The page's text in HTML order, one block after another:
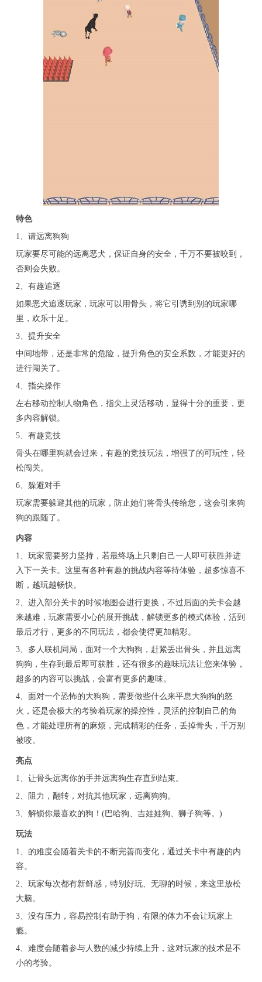
特色
1、请远离狗狗
玩家要尽可能的远离恶犬，保证自身的安全，千万不要被咬到，
否则会失败。
2、有趣追逐
如果恶犬追逐玩家，玩家可以用骨头，将它引诱到别的玩家哪
里，欢乐十足。
3、提升安全
中间地带，还是非常的危险，提升角色的安全系数，才能更好的
进行闯关了。
4、指尖操作
左右移动控制人物角色，指尖上灵活移动，显得十分的重要，更
多内容解锁。
5、有趣竞技
骨头在哪里狗就会过来，有趣的竞技玩法，增强了的可玩性，轻
松闯关。
6、躲避对手
玩家需要躲避其他的玩家，防止她们将骨头传给您，这会引来狗
狗的跟随了。
内容
1、玩家需要努力坚持，若最终场上只剩自己一人即可获胜并进
入下一关卡。这里有各种有趣的挑战内容等待体验，超多惊喜不
断，越玩越畅快。
2、进入部分关卡的时候地图会进行更换，不过后面的关卡会越
来越难，玩家需要小心的展开挑战，解锁更多的模式体验，活到
最后才行，更多的不同玩法，都会使得更加精彩。
3、多人联机同局，面对一个大狗狗，赶紧丢出骨头，并且远离
狗狗，生存到最后即可获胜，还有很多的趣味玩法让您来体验，
超多的内容可以挑战，会富有更多的趣味。
4、面对一个恐怖的大狗狗，需要做些什么来平息大狗狗的怒
火，还是会极大的考验着玩家的操控性，灵活的控制自己的角
色，才能处理所有的麻烦，完成精彩的任务，丢掉骨头，千万别
被咬。
亮点
1、让骨头远离你的手并远离狗生存直到结束。
2、阻力，翻转，对抗其他玩家，远离狗狗。
3、解锁你最喜欢的狗！(巴哈狗、吉娃娃狗、狮子狗等。)
玩法
1、的难度会随着关卡的不断完善而变化，通过关卡中有趣的内
容。
2、玩家每次都有新鲜感，特别好玩、无聊的时候，来这里放松
大脑。
3、没有压力，容易控制有助于狗，有限的体力不会让玩家上
瘾。
4、难度会随着参与人数的减少持续上升，这对玩家的技术是不
小的考验。